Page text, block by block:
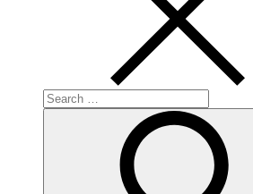
Search
for: